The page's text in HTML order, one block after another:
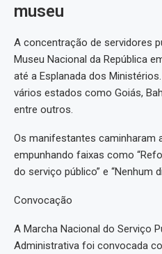
museu
A concentração de servidores
Museu Nacional da República
até a Esplanada dos
vários estados como Goiás,
entre outros.
Os manifestantes caminharam
empunhando faixas como
do serviço público” e “Nenhum
Convocação
A Marcha Nacional do Serviço
Administrativa foi convocada